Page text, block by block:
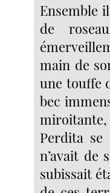
Ensemble
de
main de
une touffe
bec
miroitante,
Perdita se
n’avait de
subissait